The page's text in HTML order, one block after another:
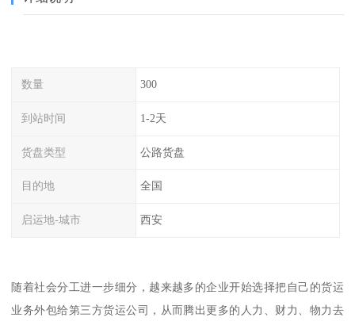
数量 300
到站时间 1-2天
货盘类型 公路货盘
目的地 全国
启运地-城市 西安
随着社会分工进一步细分，越来越多的企业开始选择把自己的货运
业务外包给第三方货运公司，从而腾出更多的人力、财力、物力去